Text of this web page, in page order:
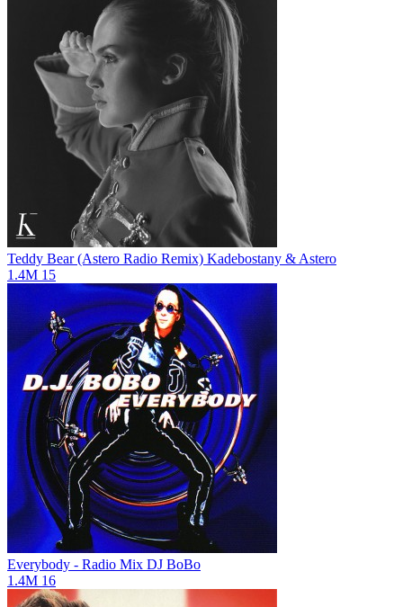
Teddy Bear (Astero Radio Remix) Kadebostany & Astero
1.4M 15
Everybody - Radio Mix DJ BoBo
1.4M 16